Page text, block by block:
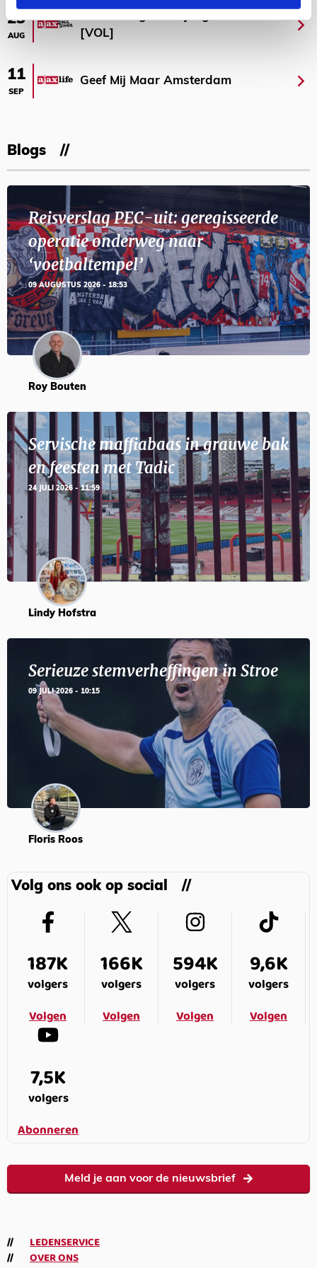
23
AUG
[VOL]
11
SEP
Geef Mij Maar Amsterdam
Blogs
Reisverslag PEC-uit: geregisseerde
operatie onderweg naar
‘voetbaltempel’
09 AUGUSTUS 2026 - 18:53
Roy Bouten
Servische maffiabaas in grauwe bak
en feesten met Tadic
24 JULI 2026 - 11:59
Lindy Hofstra
Serieuze stemverheffingen in Stroe
09 JULI 2026 - 10:15
Floris Roos
Volg ons ook op social
187K
volgers
Volgen
166K
volgers
Volgen
594K
volgers
Volgen
9,6K
volgers
Volgen
7,5K
volgers
Abonneren
Meld je aan voor de nieuwsbrief
LEDENSERVICE
OVER ONS